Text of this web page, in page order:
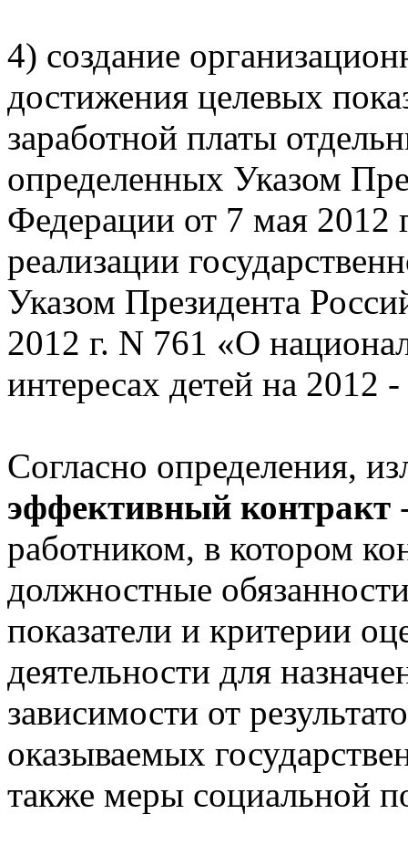
4) создание
достижения целевых
заработной платы
определенных Указом
Федерации от 7 мая 2012
реализации
Указом Президента
2012 г. N 761 «О
интересах детей на 2012
Согласно определения,
эффективный контракт
работником, в котором
должностные
показатели и критерии
деятельности для
зависимости от
оказываемых
также меры социальной